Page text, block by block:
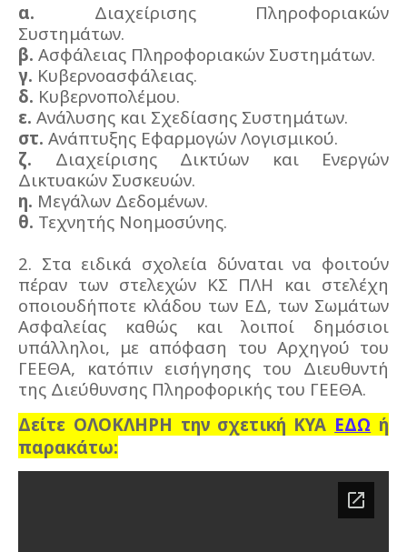
α. Διαχείρισης Πληροφοριακών
Συστημάτων.
β. Ασφάλειας Πληροφοριακών Συστημάτων.
γ. Κυβερνοασφάλειας.
δ. Κυβερνοπολέμου.
ε. Ανάλυσης και Σχεδίασης Συστημάτων.
στ. Ανάπτυξης Εφαρμογών Λογισμικού.
ζ. Διαχείρισης Δικτύων και Ενεργών
Δικτυακών Συσκευών.
η. Μεγάλων Δεδομένων.
θ. Τεχνητής Νοημοσύνης.
2. Στα ειδικά σχολεία δύναται να φοιτούν
πέραν των στελεχών ΚΣ ΠΛΗ και στελέχη
οποιουδήποτε κλάδου των ΕΔ, των Σωμάτων
Ασφαλείας καθώς και λοιποί δημόσιοι
υπάλληλοι, με απόφαση του Αρχηγού του
ΓΕΕΘΑ, κατόπιν εισήγησης του Διευθυντή
της Διεύθυνσης Πληροφορικής του ΓΕΕΘΑ.
Δείτε ΟΛΟΚΛΗΡΗ την σχετική ΚΥΑ ΕΔΩ ή
παρακάτω: